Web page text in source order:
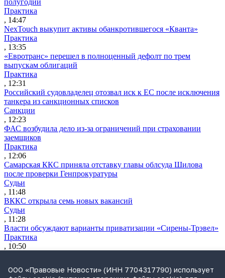
Практика
, 14:47
NexTouch выкупит активы обанкротившегося «Кванта»
Практика
, 13:35
«Евротранс» перешел в полноценный дефолт по трем
выпускам облигаций
Практика
, 12:31
Российский судовладелец отозвал иск к ЕС после исключения
танкера из санкционных списков
Санкции
, 12:23
ФАС возбудила дело из-за ограничений при страховании
заемщиков
Практика
, 12:06
Самарская ККС приняла отставку главы облсуда Шилова
после проверки Генпрокуратуры
Судьи
, 11:48
ВККС открыла семь новых вакансий
Судьи
, 11:28
Власти обсуждают варианты приватизации «Сирены-Трэвел»
Практика
, 10:50
Обзор СМИ
ООО «Правовые Новости» (ИНН 7704317790) использует